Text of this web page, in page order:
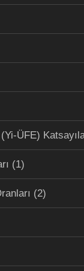
ÜFE)
(1)
(2)